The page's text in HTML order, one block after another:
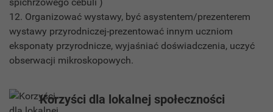
12. Organizować wystawy, być asystentem/prezenterem
wystawy przyrodniczej-prezentować innym uczniom
eksponaty przyrodnicze, wyjaśniać doświadczenia, uczyć
obserwacji mikroskopowych.
Korzyści dla lokalnej społeczności